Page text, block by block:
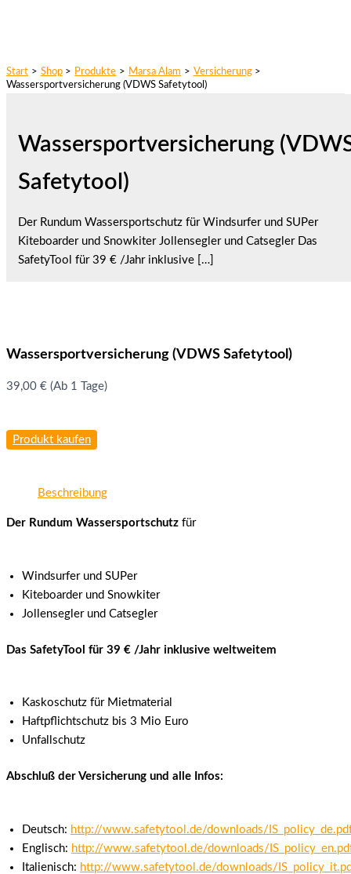
Start Shop Produkte Marsa Alam
Versicherung
Wassersportversicherung (VDWS Safetytool)
Wassersportversicherung
Safetytool)
Der Rundum Wassersportschutz für Windsurfer und SUPer
Kiteboarder und Snowkiter Jollensegler und Catsegler Das
SafetyTool für 39 € /Jahr inklusive […]
Wassersportversicherung (VDWS Safetytool)
39,00 € (Ab 1 Tage)
Produkt kaufen
Beschreibung
Der Rundum Wassersportschutz für
Windsurfer und SUPer
Kiteboarder und Snowkiter
Jollensegler und Catsegler
Das SafetyTool für 39 € /Jahr inklusive weltweitem
Kaskoschutz für Mietmaterial
Haftpflichtschutz bis 3 Mio Euro
Unfallschutz
Abschluß der Versicherung und alle Infos:
Deutsch: http://www.safetytool.de/downloads/
Englisch: http://www.safetytool.de/downloads/
Italienisch: http://www.safetytool.de/downloads/